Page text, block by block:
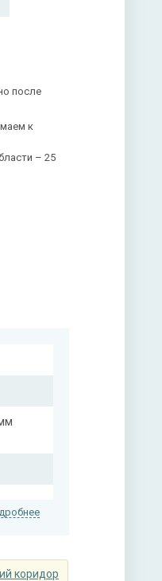
после
к
– 25
коридор